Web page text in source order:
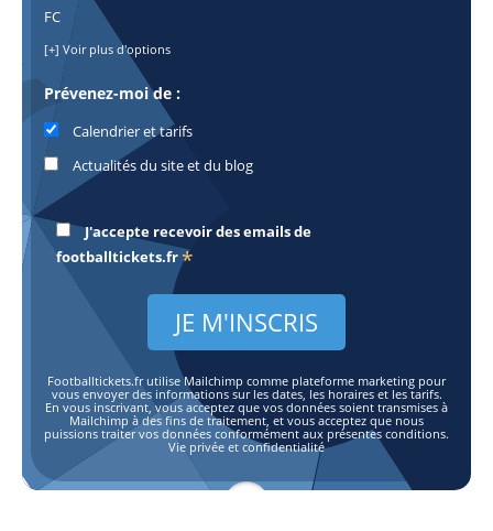
FC
[+] Voir plus d'options
Prévenez-moi de :
Calendrier et tarifs
Actualités du site et du blog
J'accepte recevoir des emails de
footballtickets.fr*
Footballtickets.fr utilise Mailchimp comme plateforme marketing pour
vous envoyer des informations sur les dates, les horaires et les tarifs.
En vous inscrivant, vous acceptez que vos données soient transmises à
Mailchimp à des fins de traitement, et vous acceptez que nous
puissions traiter vos données conformément aux présentes conditions.
Vie privée et confidentialité